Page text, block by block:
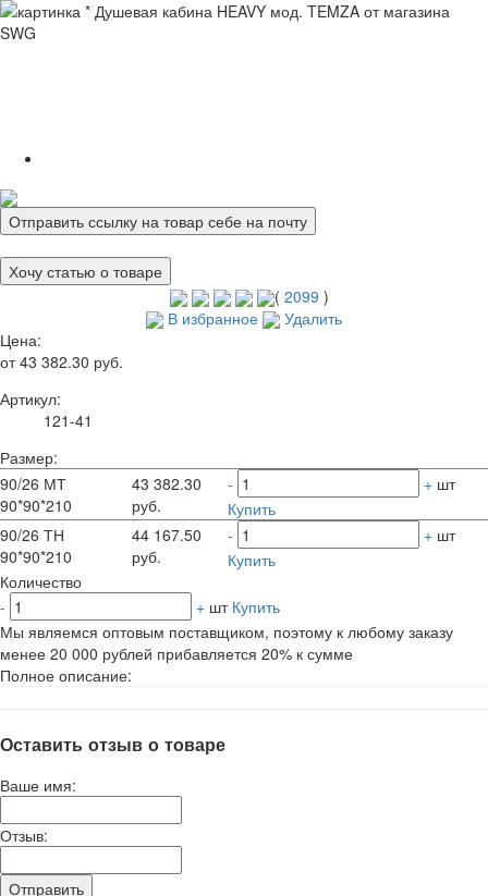
Отправить ссылку на товар себе на почту
Хочу статью о товаре
( 2099 )
В избранное
Удалить
Цена:
от 43 382.30 руб.
Артикул:
121-41
Размер:
90/26 МТ
90*90*210
43 382.30
руб.
- + шт
Купить
90/26 ТН
90*90*210
44 167.50
руб.
- + шт
Купить
Количество
-
+ шт Купить
Мы являемся оптовым поставщиком, поэтому к любому заказу
менее 20 000 рублей прибавляется 20% к сумме
Полное описание:
Оставить отзыв о товаре
Ваше имя:
Отзыв: